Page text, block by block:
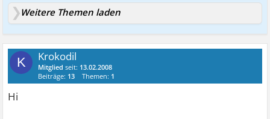
Weitere Themen laden
K Krokodil
Mitglied seit: 13.02.2008
Beiträge: 13 Themen: 1
Hi